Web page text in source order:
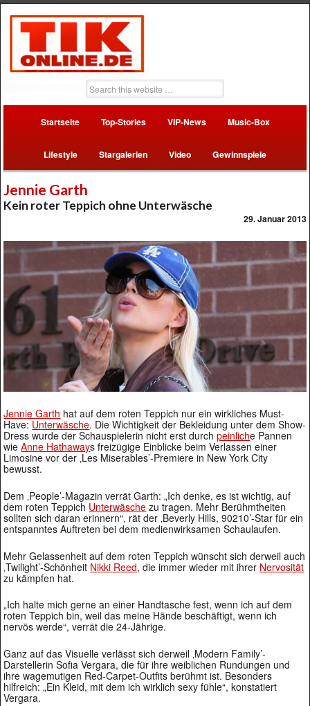
Startseite Top-Stories VIP-News Music-Box
Lifestyle Stargalerien Video Gewinnspiele
Jennie Garth
Kein roter Teppich ohne Unterwäsche
29. Januar 2013
Jennie Garth hat auf dem roten Teppich nur ein wirkliches Must-
Have: Unterwäsche. Die Wichtigkeit der Bekleidung unter dem Show-
Dress wurde der Schauspielerin nicht erst durchpeinliche Pannen
wieAnne Hathaways freizügige Einblicke beim Verlassen einer
Limosine vor der ‚Les Miserables’-Premiere in New York City
bewusst.
Dem ‚People’-Magazin verrät Garth: „Ich denke, es ist wichtig, auf
dem roten Teppich Unterwäsche zu tragen. Mehr Berühmtheiten
sollten sich daran erinnern“, rät der ‚Beverly Hills, 90210’-Star für ein
entspanntes Auftreten bei dem medienwirksamen Schaulaufen.
Mehr Gelassenheit auf dem roten Teppich wünscht sich derweil auch
‚Twilight’-Schönheit Nikki Reed, die immer wieder mit ihrer Nervosität
zu kämpfen hat.
„Ich halte mich gerne an einer Handtasche fest, wenn ich auf dem
roten Teppich bin, weil das meine Hände beschäftigt, wenn ich
nervös werde“, verrät die 24-Jährige.
Ganz auf das Visuelle verlässt sich derweil ‚Modern Family’-
Darstellerin Sofia Vergara, die für ihre weiblichen Rundungen und
ihre wagemutigen Red-Carpet-Outfits berühmt ist. Besonders
hilfreich: „Ein Kleid, mit dem ich wirklich sexy fühle“, konstatiert
Vergara.